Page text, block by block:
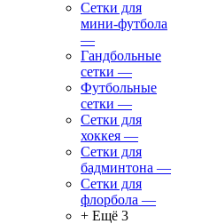
Сетки для
мини-футбола
—
Гандбольные
сетки —
Футбольные
сетки —
Сетки для
хоккея —
Сетки для
бадминтона —
Сетки для
флорбола —
+ Ещё 3